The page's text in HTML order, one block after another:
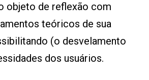
objeto de reflexão com
teóricos de sua
(o desvelamento
dos usuários.